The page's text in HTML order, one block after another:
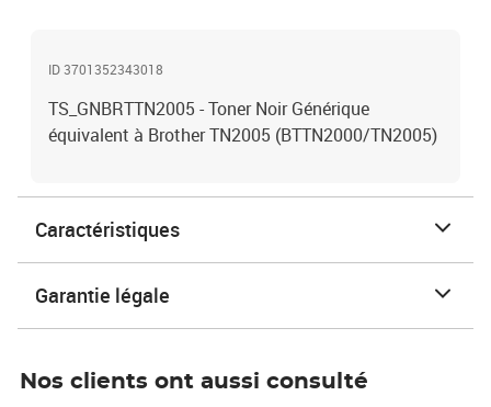
ID 3701352343018
TS_GNBRTTN2005 - Toner Noir Générique
équivalent à Brother TN2005 (BTTN2000/TN2005)
Caractéristiques
Garantie légale
Nos clients ont aussi consulté